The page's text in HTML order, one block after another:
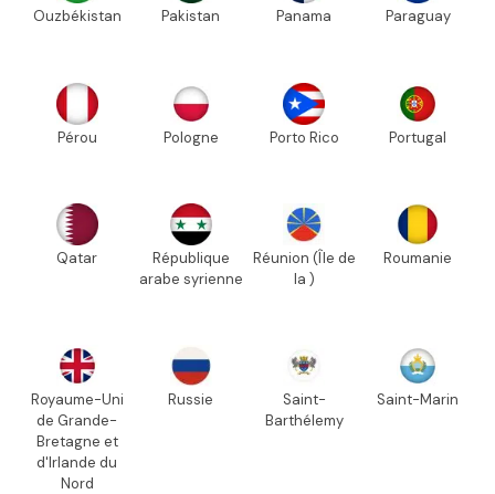
Ouzbékistan Pakistan Panama Paraguay
Pérou Pologne Porto Rico Portugal
Qatar
République
arabe syrienne
Réunion (Île de
la )
Roumanie
Royaume-Uni
de Grande-
Bretagne et
d'Irlande du
Nord
Russie
Saint-
Barthélemy
Saint-Marin